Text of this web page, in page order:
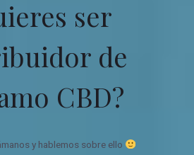
ser
de
CBD?
y hablemos sobre ello